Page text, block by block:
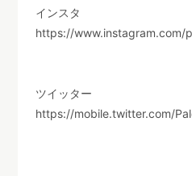
インスタ
https://www.instagram.com/
ツイッター
https://mobile.twitter.com/